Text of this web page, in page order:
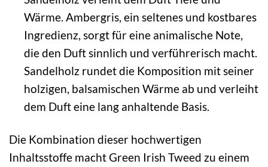
Wärme. Ambergris, ein seltenes und kostbares
Ingredienz, sorgt für eine animalische Note,
die den Duft sinnlich und verführerisch macht.
Sandelholz rundet die Komposition mit seiner
holzigen, balsamischen Wärme ab und verleiht
dem Duft eine lang anhaltende Basis.
Die Kombination dieser hochwertigen
Inhaltsstoffe macht Green Irish Tweed zu einem